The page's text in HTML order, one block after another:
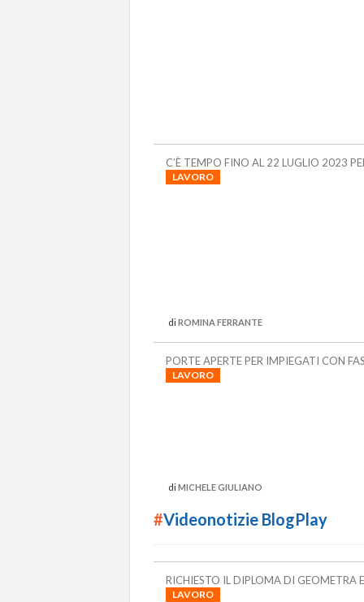
C’È TEMPO FINO AL 22 LUGLIO 2023
LAVORO
diROMINA FERRANTE
PORTE APERTE PER IMPIEGATI CON
LAVORO
diMICHELE GIULIANO
#Videonotizie BlogPlay
RICHIESTO IL DIPLOMA DI GEOMETRA
LAVORO